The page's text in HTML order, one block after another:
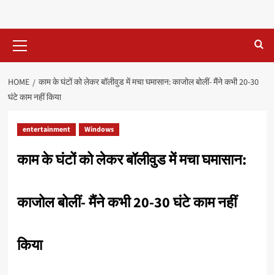
Menu
HOME
काम के घंटों को लेकर बॉलीवुड में मचा घमासान: काजोल बोलीं- मैंने कभी 20-30
घंटे काम नहीं किया
entertainment Windows
काम के घंटों को लेकर बॉलीवुड में मचा घमासान:
काजोल बोलीं- मैंने कभी 20-30 घंटे काम नहीं
किया